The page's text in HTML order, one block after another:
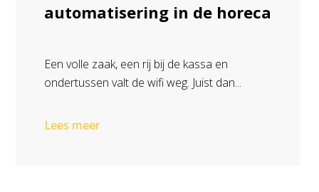
automatisering in de horeca
Een volle zaak, een rij bij de kassa en
ondertussen valt de wifi weg. Juist dan...
Lees meer